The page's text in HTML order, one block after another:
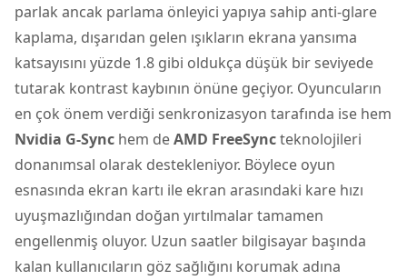
parlak ancak parlama önleyici yapıya sahip anti-glare
kaplama, dışarıdan gelen ışıkların ekrana yansıma
katsayısını yüzde 1.8 gibi oldukça düşük bir seviyede
tutarak kontrast kaybının önüne geçiyor. Oyuncuların
en çok önem verdiği senkronizasyon tarafında ise hem
Nvidia G-Sync hem deAMD FreeSyncteknolojileri
donanımsal olarak destekleniyor. Böylece oyun
esnasında ekran kartı ile ekran arasındaki kare hızı
uyuşmazlığından doğan yırtılmalar tamamen
engellenmiş oluyor. Uzun saatler bilgisayar başında
kalan kullanıcıların göz sağlığını korumak adına